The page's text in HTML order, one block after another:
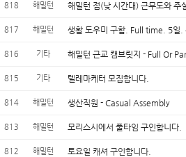
818 해밀턴 해밀턴 점(낮 시간대) 근무도와 주
817 해밀턴 생활 도우미 구함. Full time. 5일.
816 기타 해밀턴 근교 캠브릿지 - Full Or
815 기타 텔레마케터 모집합니다.
814 해밀턴 생산직원 - Casual Assembly
813 해밀턴 모리스시에서 풀타임 구인합니다.
812 해밀턴 토요일 캐셔 구인합니다.